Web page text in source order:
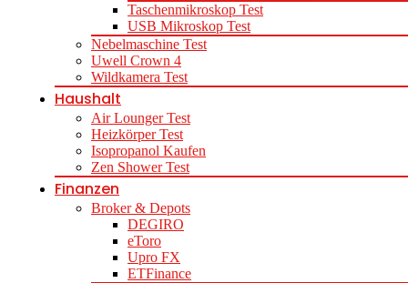
Taschenmikroskop Test
USB Mikroskop Test
Nebelmaschine Test
Uwell Crown 4
Wildkamera Test
Haushalt
Air Lounger Test
Heizkörper Test
Isopropanol Kaufen
Zen Shower Test
Finanzen
Broker & Depots
DEGIRO
eToro
Upro FX
ETFinance